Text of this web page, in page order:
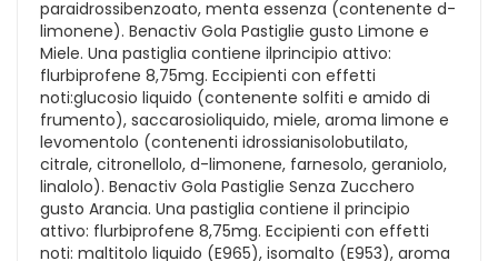
paraidrossibenzoato, menta essenza (contenente d-
limonene). Benactiv Gola Pastiglie gusto Limone e
Miele. Una pastiglia contiene ilprincipio attivo:
flurbiprofene 8,75mg. Eccipienti con effetti
noti:glucosio liquido (contenente solfiti e amido di
frumento), saccarosioliquido, miele, aroma limone e
levomentolo (contenenti idrossianisolobutilato,
citrale, citronellolo, d-limonene, farnesolo, geraniolo,
linalolo). Benactiv Gola Pastiglie Senza Zucchero
gusto Arancia. Una pastiglia contiene il principio
attivo: flurbiprofene 8,75mg. Eccipienti con effetti
noti: maltitolo liquido (E965), isomalto (E953), aroma